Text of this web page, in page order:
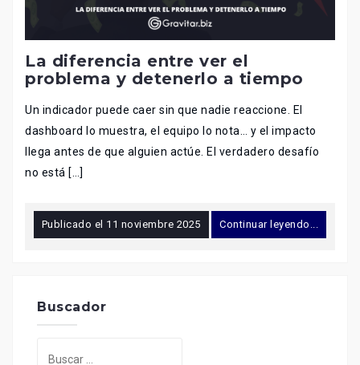
La diferencia entre ver el
problema y detenerlo a tiempo
Un indicador puede caer sin que nadie reaccione. El
dashboard lo muestra, el equipo lo nota… y el impacto
llega antes de que alguien actúe. El verdadero desafío
no está […]
Publicado el 11 noviembre 2025 Continuar leyendo...
Buscador